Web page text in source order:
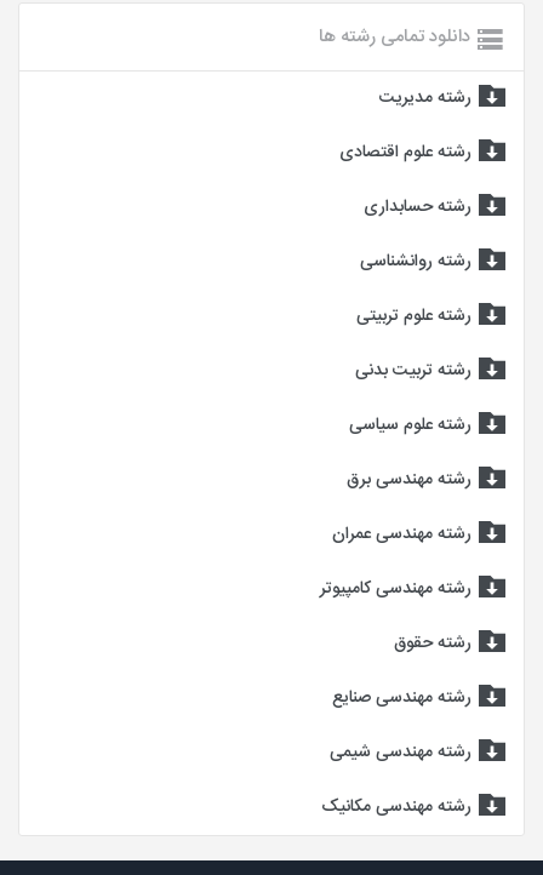
دانلود تمامی رشته ها
رشته مدیریت
رشته علوم اقتصادی
رشته حسابداری
رشته روانشناسی
رشته علوم تربیتی
رشته تربیت بدنی
رشته علوم سیاسی
رشته مهندسی برق
رشته مهندسی عمران
رشته مهندسی کامپیوتر
رشته حقوق
رشته مهندسی صنایع
رشته مهندسی شیمی
رشته مهندسی مکانیک